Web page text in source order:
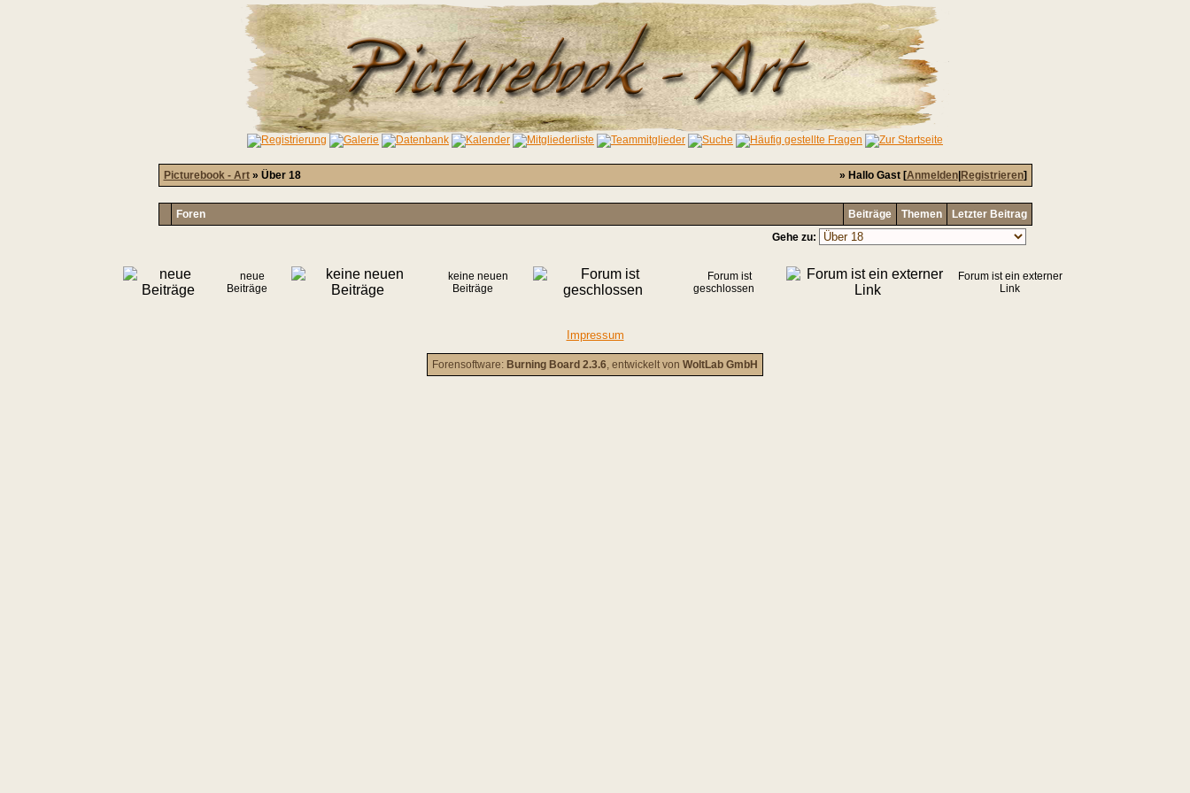
Picturebook - Art» Über 18 » Hallo Gast [Anmelden| Registrieren]
Foren Beiträge Themen
Letzter Beitrag
Gehe zu:
neue
Beiträge
keine neuen
Beiträge
Forum ist
geschlossen
Forum ist ein externer
Link
Impressum
Forensoftware: Burning Board 2.3.6, entwickelt von WoltLab GmbH